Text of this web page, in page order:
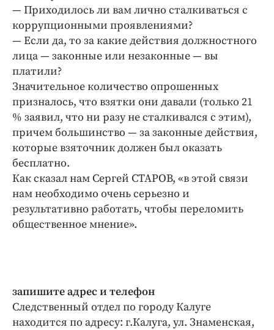
— Приходилось ли вам лично сталкиваться с
коррупционными проявлениями?
— Если да, то за какие действия должностного
лица — законные или незаконные — вы
платили?
Значительное количество опрошенных
призналось, что взятки они давали (только 21
% заявил, что ни разу не сталкивался с этим),
причем большинство — за законные действия,
которые взяточник должен был оказать
бесплатно.
Как сказал нам Сергей СТАРОВ, «в этой связи
нам необходимо очень серьезно и
результативно работать, чтобы переломить
общественное мнение».
запишите адрес и телефон
Следственный отдел по городу Калуге
находится по адресу: г.Калуга, ул. Знаменская,